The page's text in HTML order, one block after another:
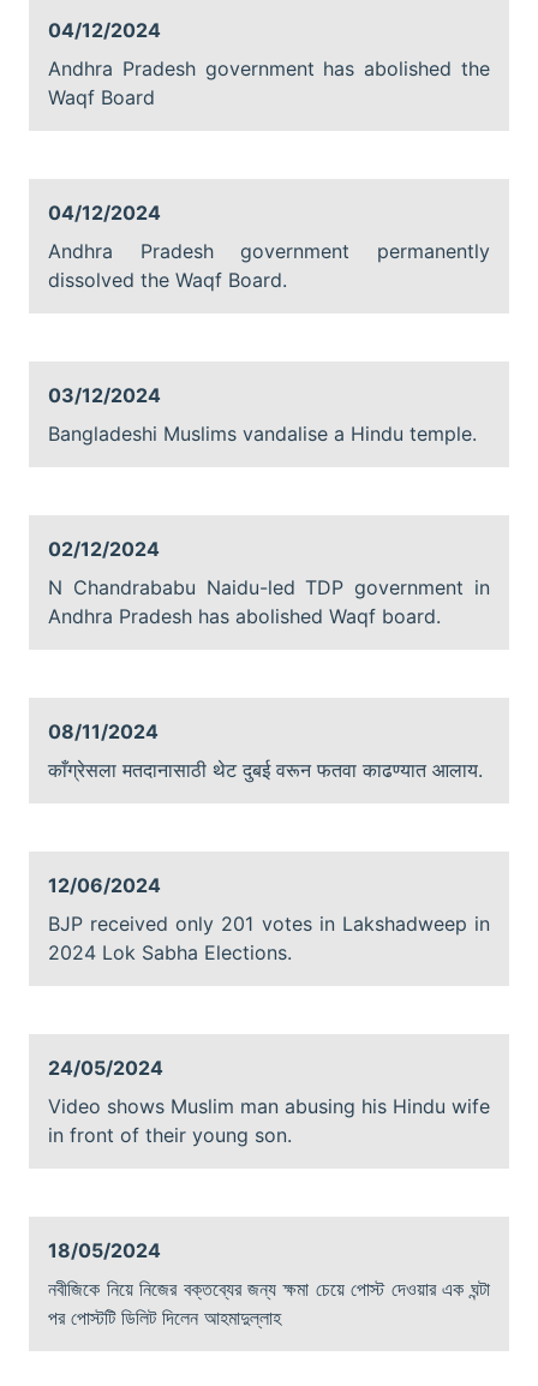
04/12/2024
Andhra Pradesh government has abolished the
Waqf Board
04/12/2024
Andhra Pradesh government permanently
dissolved the Waqf Board.
03/12/2024
Bangladeshi Muslims vandalise a Hindu temple.
02/12/2024
N Chandrababu Naidu-led TDP government in
Andhra Pradesh has abolished Waqf board.
08/11/2024
काँग्रेसला मतदानासाठी थेट दुबई वरून फतवा काढण्यात आलाय.
12/06/2024
BJP received only 201 votes in Lakshadweep in
2024 Lok Sabha Elections.
24/05/2024
Video shows Muslim man abusing his Hindu wife
in front of their young son.
18/05/2024
নবীজিকে নিয়ে নিজের বক্তব্যের জন্য ক্ষমা চেয়ে পোস্ট দেওয়ার এক ঘন্টা
পর পোস্টটি ডিলিট দিলেন আহমাদুল্লাহ